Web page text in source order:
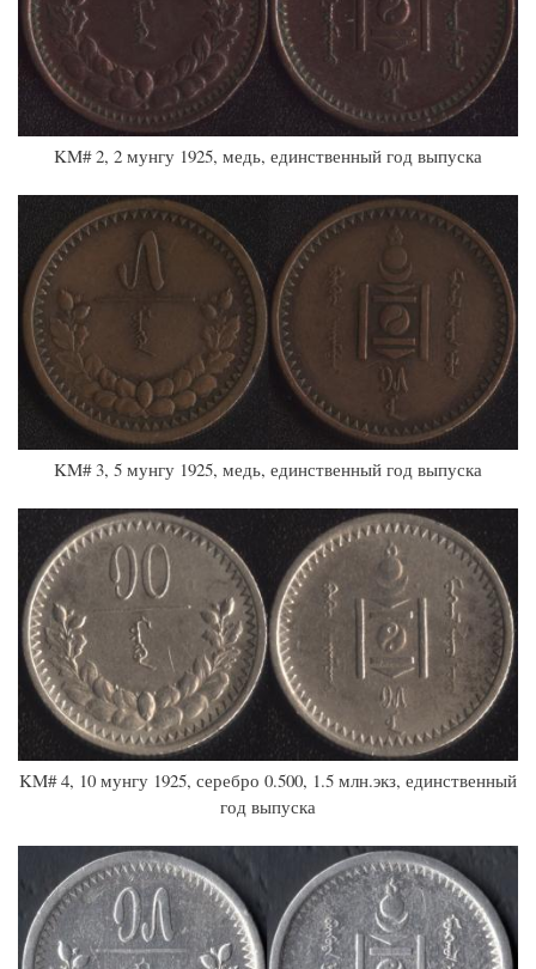
KM# 2, 2 мунгу 1925, медь, единственный год выпуска
KM# 3, 5 мунгу 1925, медь, единственный год выпуска
KM# 4, 10 мунгу 1925, серебро 0.500, 1.5 млн.экз, единственный
год выпуска